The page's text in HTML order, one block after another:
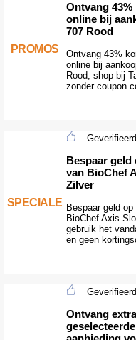
PROMOS
Ontvang
online bij
707 Rood
Ontvang 43%
online bij
Rood, shop bij
zonder coupon
SPECIALE
Geverifieerd
Bespaar geld
van BioChef
Zilver
Bespaar geld
BioChef Axis
gebruik het
en geen
Geverifieerd
Ontvang